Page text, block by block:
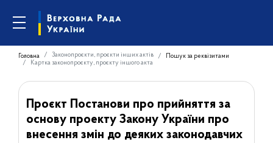
Головна Законопроєкти, проєкти інших актів
Пошук за реквізитами
Картка законопроєкту, проєкту іншого акта
Проєкт Постанови про прийняття за
основу проекту Закону України про
внесення змін до деяких законодавчих